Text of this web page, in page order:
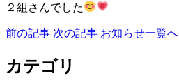
２組さんでした
前の記事 次の記事 お知らせ一覧へ
カテゴリ